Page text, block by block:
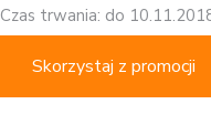
Czas trwania: do
Skorzystaj z promocji